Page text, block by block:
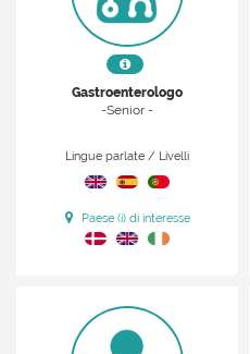
Gastroenterologo
-Senior -
Lingue parlate / Livelli
Paese (i) di interesse